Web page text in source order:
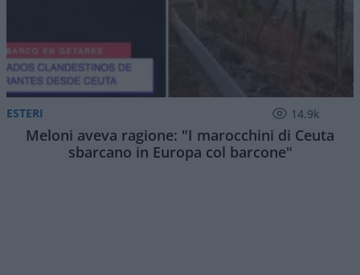
ESTERI 14.9k
Meloni aveva ragione: "I marocchini di Ceuta
sbarcano in Europa col barcone"